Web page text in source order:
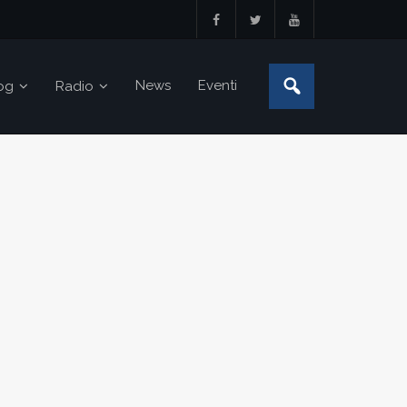
Radio News Eventi